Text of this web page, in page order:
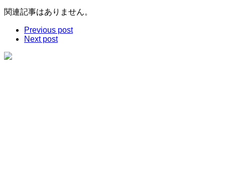
関連記事はありません。
Previous post
Next post